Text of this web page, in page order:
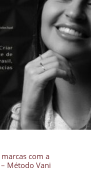
com a
Método Vani